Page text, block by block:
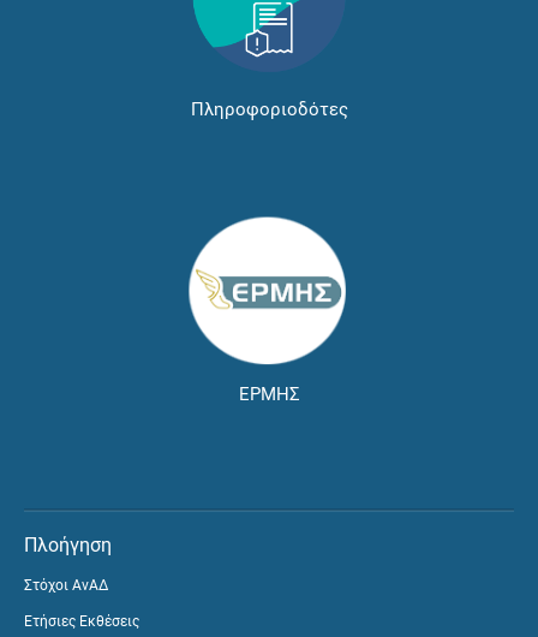
Πληροφοριοδότες
ΕΡΜΗΣ
Πλοήγηση
Στόχοι ΑνΑΔ
Ετήσιες Εκθέσεις